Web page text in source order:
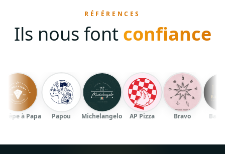
RÉFÉRENCES
Ils nous font confiance
à Papa Papou Michelangelo AP Pizza Baalbeck